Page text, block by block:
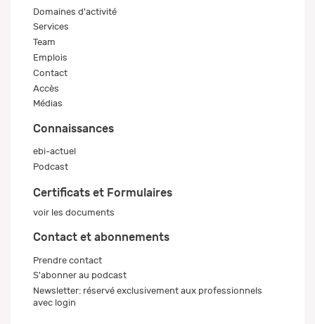
Domaines d'activité
Services
Team
Emplois
Contact
Accès
Médias
Connaissances
ebi-actuel
Podcast
Certificats et Formulaires
voir les documents
Contact et abonnements
Prendre contact
S'abonner au podcast
Newsletter: réservé exclusivement aux professionnels
avec login